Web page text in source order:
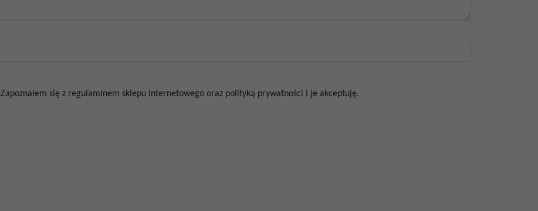
Zapoznałem się z regulaminem sklepu internetowego oraz polityką prywatności i je akceptuję.